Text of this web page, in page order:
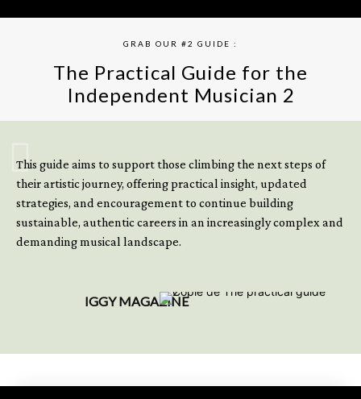
GRAB OUR #2 GUIDE :
The Practical Guide for the
Independent Musician 2
This guide aims to support those climbing the next steps of
their artistic journey, offering practical insight, updated
strategies, and encouragement to continue building
sustainable, authentic careers in an increasingly complex and
demanding musical landscape.
IGGY MAGAZINE